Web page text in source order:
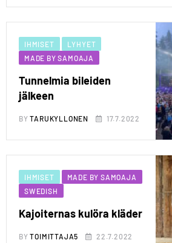
IHMISET
LYHYET
MADE BY SAMOAJA
Tunnelmia bileiden
jälkeen
BYTARUKYLLONEN 17.7.2022
IHMISET
MADE BY SAMOAJA
SWEDISH
Kajoiternas kulöra kläder
BYTOIMITTAJA5 22.7.2022